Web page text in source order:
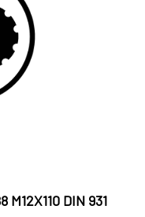
M12X110 DIN 931